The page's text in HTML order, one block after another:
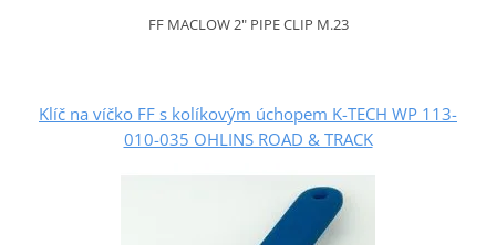
FF MACLOW 2" PIPE CLIP M.23
Klíč na víčko FF s kolíkovým úchopem K-TECH WP 113-
010-035 OHLINS ROAD & TRACK